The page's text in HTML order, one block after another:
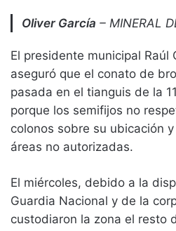
Oliver García – MINERAL
El presidente municipal Raúl
aseguró que el conato de
pasada en el tianguis de la
porque los semifijos no
colonos sobre su ubicación
áreas no autorizadas.
El miércoles, debido a la
Guardia Nacional y de la
custodiaron la zona el resto